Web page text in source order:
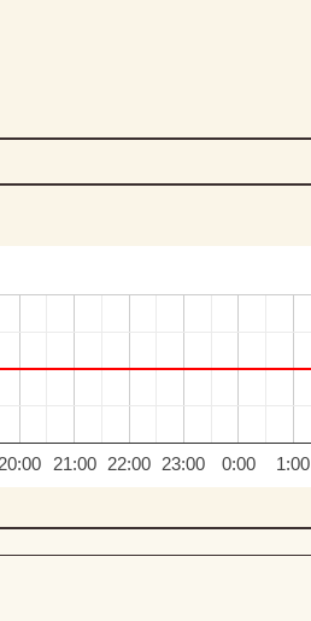
20:00 22:00 0:00
21:00 23:00 1:00